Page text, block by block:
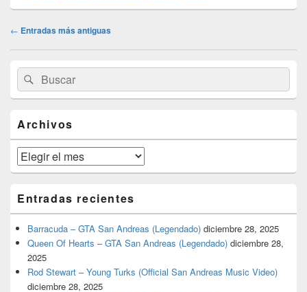
Navegación
← Entradas más antiguas
área
de
widget
lateral
primaria
Buscar
por:
Buscar
Archivos
Archivos
Entradas recientes
Barracuda – GTA San Andreas (Legendado) diciembre 28, 2025
Queen Of Hearts – GTA San Andreas (Legendado) diciembre 28,
2025
Rod Stewart – Young Turks (Official San Andreas Music Video)
diciembre 28, 2025